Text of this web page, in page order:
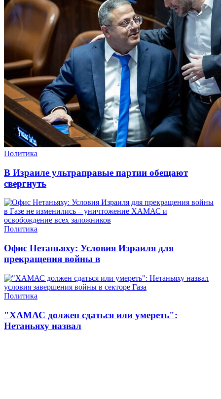
Политика
В Израиле ультраправые партии обещают
свергнуть
Политика
Офис Нетаньяху: Условия Израиля для
прекращения войны в
Политика
"ХАМАС должен сдаться или умереть":
Нетаньяху назвал